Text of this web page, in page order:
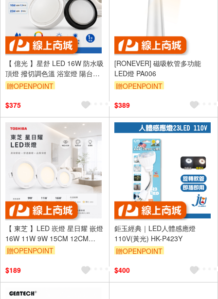
【 億光 】星舒 LED 16W 防水吸
頂燈 撥切調色溫 浴室燈 陽台燈
IP65
贈OPENPOINT
$375
[RONEVER] 磁吸軟管多功能
LED燈 PA006
贈OPENPOINT
$389
【 東芝 】LED 崁燈 星日耀 嵌燈
16W 11W 9W 15CM 12CM
9.5CM 光線均勻 附快速接頭
贈OPENPOINT
$189
鉅玉經典｜LED人體感應燈
110V(黃光) HK-P423Y
贈OPENPOINT
$400